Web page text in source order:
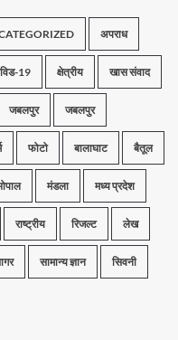
अपराध
19 क्षेत्रीय खास संवाद
जबलपुर जबलपुर
फोटो बालाघाट बैतूल
मंडला मध्य प्रदेश
राष्ट्रीय रिजल्ट लेख
सामान्य ज्ञान सिवनी